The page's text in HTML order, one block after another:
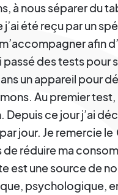
à nous séparer du
été reçu par un
afin
des tests pour
un appareil pour
Au premier
ce jour j’ai
jour. Je remercie le
de réduire ma
est une source de
psychologique,